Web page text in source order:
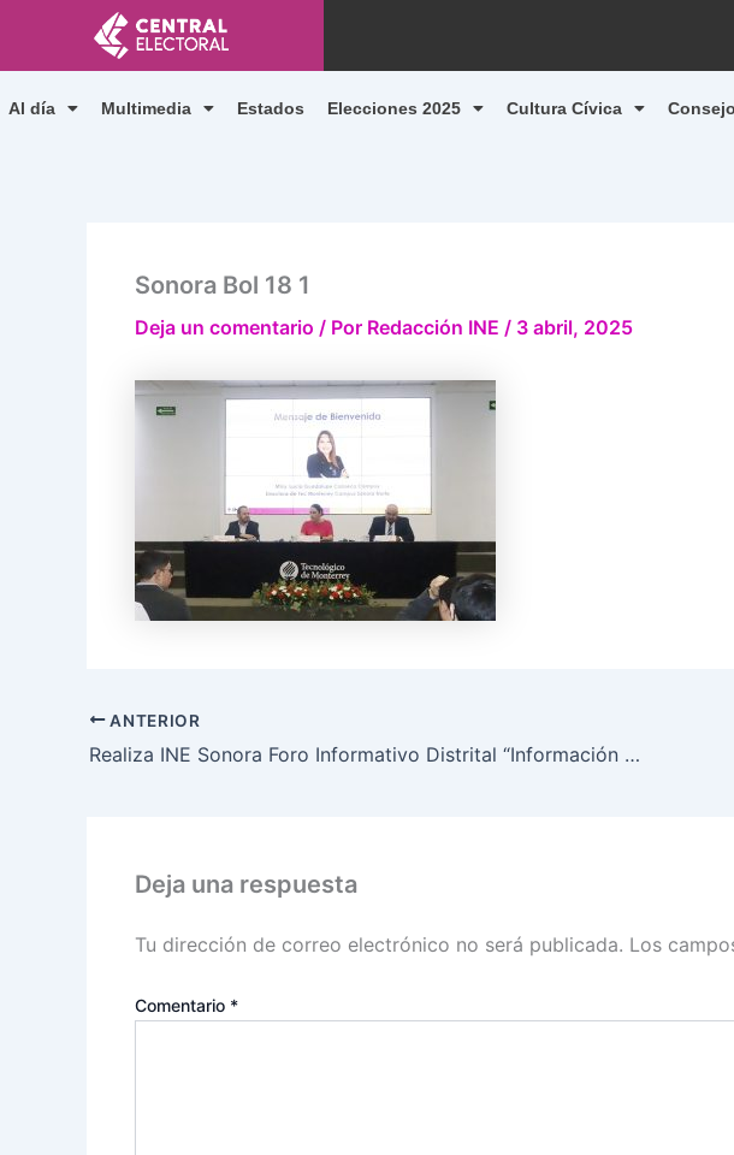
contenido
Al día Multimedia Estados Elecciones 2025 Cultura Cívica
Sonora Bol 18 1
Deja un comentario / Por Redacción INE / 3 abril, 2025
ANTERIOR
Realiza INE Sonora Foro Informativo Distrital “Información relevante de la elección judicial del 1 de junio”
Deja una respuesta
Tu dirección de correo electrónico no será publicada. Los
Comentario *